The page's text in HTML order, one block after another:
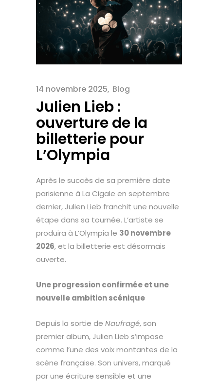
14 novembre 2025 Blog
Julien Lieb :
ouverture de la
billetterie pour
L’Olympia
Après le succès de sa première date
parisienne à La Cigale en septembre
dernier, Julien Lieb franchit une nouvelle
étape dans sa tournée. L’artiste se
produira à L’Olympia le 30 novembre
2026, et la billetterie est désormais
ouverte.
Une progression confirmée et une
nouvelle ambition scénique
Depuis la sortie de Naufragé, son
premier album, Julien Lieb s’impose
comme l’une des voix montantes de la
scène française. Son univers, marqué
par une écriture sensible et une